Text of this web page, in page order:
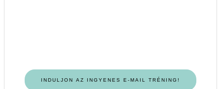
INDULJON AZ INGYENES E-MAIL TRÉNING!